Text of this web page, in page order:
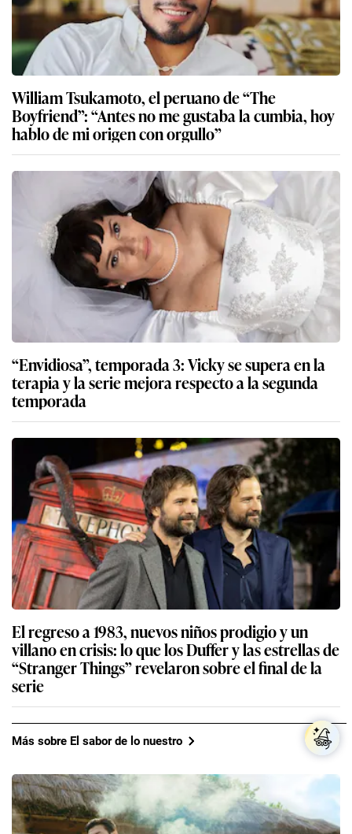
William Tsukamoto, el peruano de “The
Boyfriend”: “Antes no me gustaba la cumbia, hoy
hablo de mi origen con orgullo”
“Envidiosa”, temporada 3: Vicky se supera en la
terapia y la serie mejora respecto a la segunda
temporada
El regreso a 1983, nuevos niños prodigio y un
villano en crisis: lo que los Duffer y las estrellas de
“Stranger Things” revelaron sobre el final de la
serie
Más sobre El sabor de lo nuestro